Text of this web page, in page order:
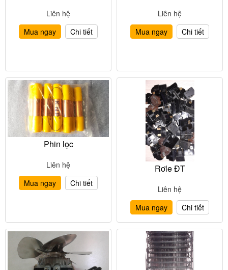
Liên hệ
Mua ngay
Chi tiết
Liên hệ
Mua ngay
Chi tiết
Phin lọc
Liên hệ
Mua ngay
Chi tiết
Rơle ĐT
Liên hệ
Mua ngay
Chi tiết